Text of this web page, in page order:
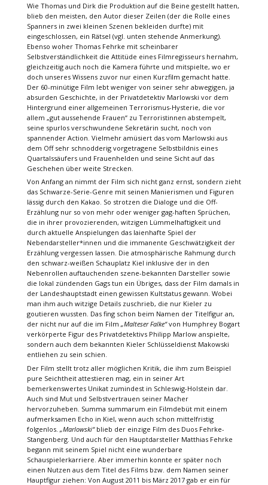
Wie Thomas und Dirk die Produktion auf die Beine gestellt hatten,
blieb den meisten, den Autor dieser Zeilen (der die Rolle eines
Spanners in zwei kleinen Szenen bekleiden durfte) mit
eingeschlossen, ein Rätsel (vgl. unten stehende Anmerkung).
Ebenso woher Thomas Fehrke mit scheinbarer
Selbstverständlichkeit die Attitüde eines Filmregisseurs hernahm,
gleichzeitig auch noch die Kamera führte und mitspielte, wo er
doch unseres Wissens zuvor nur einen Kurzfilm gemacht hatte.
Der 60-minütige Film lebt weniger von seiner sehr abwegigen, ja
absurden Geschichte, in der Privatdetektiv Marlowski vor dem
Hintergrund einer allgemeinen Terrorismus-Hysterie, die vor
allem „gut aussehende Frauen“ zu Terroristinnen abstempelt,
seine spurlos verschwundene Sekretärin sucht, noch von
spannender Action. Vielmehr amüsiert das vom Marlowski aus
dem Off sehr schnodderig vorgetragene Selbstbildnis eines
Quartalssäufers und Frauenhelden und seine Sicht auf das
Geschehen über weite Strecken.
Von Anfang an nimmt der Film sich nicht ganz ernst, sondern zieht
das Schwarze-Serie-Genre mit seinen Manierismen und Figuren
lässig durch den Kakao. So strotzen die Dialoge und die Off-
Erzählung nur so von mehr oder weniger gag-haften Sprüchen,
die in ihrer provozierenden, witzigen Lümmelhaftigkeit und
durch aktuelle Anspielungen das laienhafte Spiel der
Nebendarsteller*innen und die immanente Geschwätzigkeit der
Erzählung vergessen lassen. Die atmosphärische Rahmung durch
den schwarz-weißen Schauplatz Kiel inklusive der in den
Nebenrollen auftauchenden szene-bekannten Darsteller sowie
die lokal zündenden Gags tun ein Übriges, dass der Film damals in
der Landeshauptstadt einen gewissen Kultstatus gewann. Wobei
man ihm auch witzige Details zuschrieb, die nur Kieler zu
goutieren wussten. Das fing schon beim Namen der Titelfigur an,
der nicht nur auf die im Film „Malteser Falke“von Humphrey Bogart
verkörperte Figur des Privatdetektivs Philipp Marlow anspielte,
sondern auch dem bekannten Kieler Schlüsseldienst Makowski
entliehen zu sein schien.
Der Film stellt trotz aller möglichen Kritik, die ihm zum Beispiel
pure Seichtheit attestieren mag, ein in seiner Art
bemerkenswertes Unikat zumindest in Schleswig-Holstein dar.
Auch sind Mut und Selbstvertrauen seiner Macher
hervorzuheben. Summa summarum ein Filmdebüt mit einem
aufmerksamen Echo in Kiel, wenn auch schon mittelfristig
folgenlos. „Marlowski“blieb der einzige Film des Duos Fehrke-
Stangenberg. Und auch für den Hauptdarsteller Matthias Fehrke
begann mit seinem Spiel nicht eine wunderbare
Schauspielerkarriere. Aber immerhin konnte er später noch
einen Nutzen aus dem Titel des Films bzw. dem Namen seiner
Hauptfigur ziehen: Von August 2011 bis März 2017 gab er ein für